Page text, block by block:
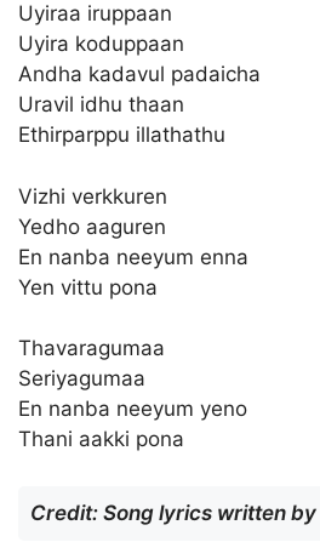
Uyiraa iruppaan
Uyira koduppaan
Andha kadavul padaicha
Uravil idhu thaan
Ethirparppu illathathu
Vizhi verkkuren
Yedho aaguren
En nanba neeyum enna
Yen vittu pona
Thavaragumaa
Seriyagumaa
En nanba neeyum yeno
Thani aakki pona
Credit: Song lyrics written by